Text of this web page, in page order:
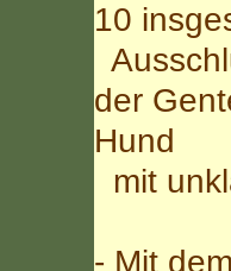
10
der
Hund
mit
- Mit